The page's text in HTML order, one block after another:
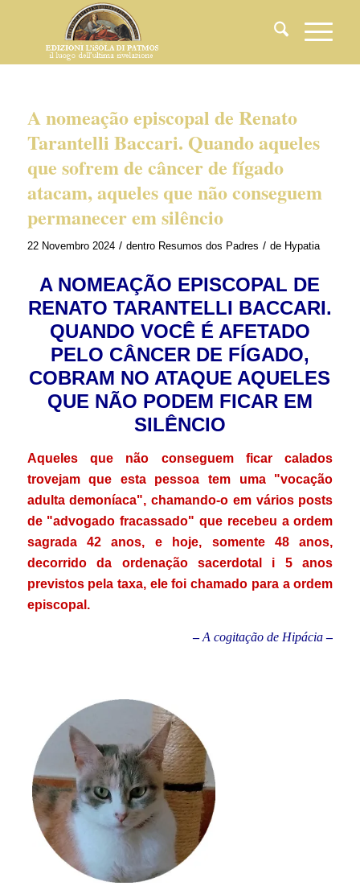
A nomeação episcopal de Renato
Tarantelli Baccari. Quando aqueles
que sofrem de câncer de fígado
atacam, aqueles que não conseguem
permanecer em silêncio
22 Novembro 2024 / dentro Resumos dos Padres / de Hypatia
A NOMEAÇÃO EPISCOPAL DE
RENATO TARANTELLI BACCARI.
QUANDO VOCÊ É AFETADO
PELO CÂNCER DE FÍGADO,
COBRAM NO ATAQUE AQUELES
QUE NÃO PODEM FICAR EM
SILÊNCIO
Aqueles que não conseguem ficar calados
trovejam que esta pessoa tem uma "vocação
adulta demoníaca", chamando-o em vários posts
de "advogado fracassado" que recebeu a ordem
sagrada 42 anos, e hoje, somente 48 anos,
decorrido da ordenação sacerdotal i 5 anos
previstos pela taxa, ele foi chamado para a ordem
episcopal.
–A cogitação de Hipácia–